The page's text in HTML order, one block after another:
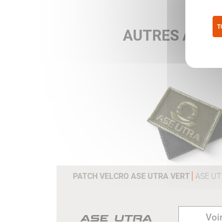
AUTRES
PATCH VELCRO ASE UTRA VERT ASE